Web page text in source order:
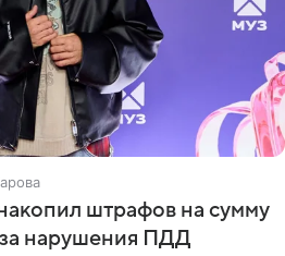
штрафов на сумму
нарушения ПДД